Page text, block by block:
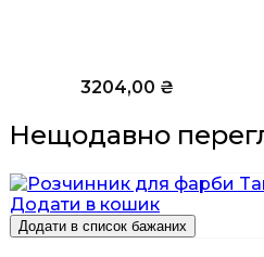
3204,00 ₴
Нещодавно
Додати в кошик
Додати в список бажаних